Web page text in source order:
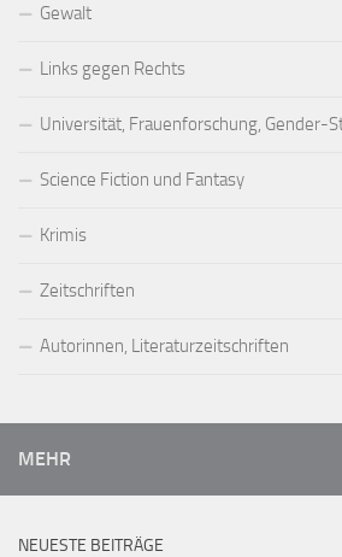
Gewalt
Links gegen Rechts
Universität, Frauenforschung, Gender-
Science Fiction und Fantasy
Krimis
Zeitschriften
Autorinnen, Literaturzeitschriften
MEHR
NEUESTE BEITRÄGE